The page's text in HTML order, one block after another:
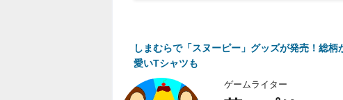
しまむらで「スヌーピー」グッズが発売！総
愛いTシャツも
ゲームライター